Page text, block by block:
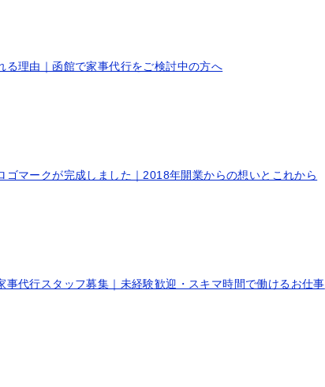
る理由｜函館で家事代行をご検討中の方へ
ゴマークが完成しました｜2018年開業からの想いとこれから
事代行スタッフ募集｜未経験歓迎・スキマ時間で働けるお仕事